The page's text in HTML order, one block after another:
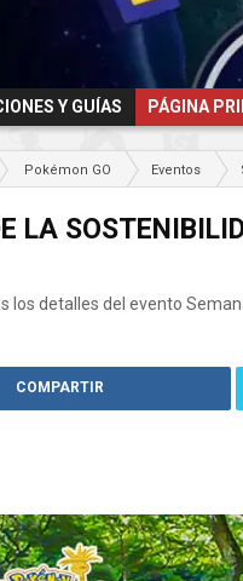
Y GUÍAS PÁGINA
Pokémon GO Eventos
LA
los detalles del evento
COMPARTIR